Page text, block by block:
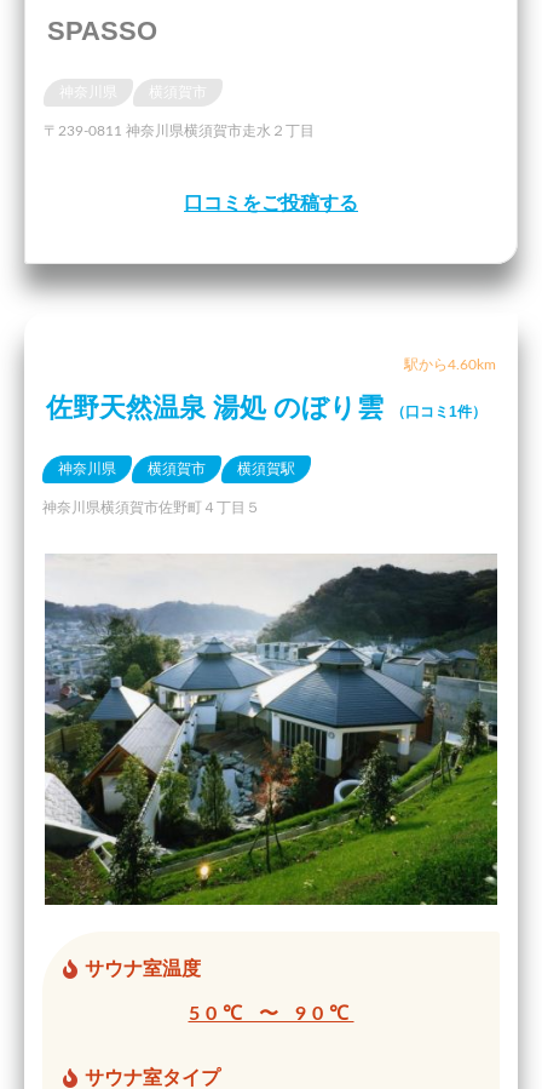
SPASSO
〒239-0811 神奈川県横須賀市走水２丁目
口コミをご投稿する
駅から4.60km
佐野天然温泉 湯処 のぼり雲 （口コミ1件）
神奈川県 横須賀市 横須賀駅
神奈川県横須賀市佐野町４丁目５
サウナ室温度
50℃ 〜 90℃
サウナ室タイプ